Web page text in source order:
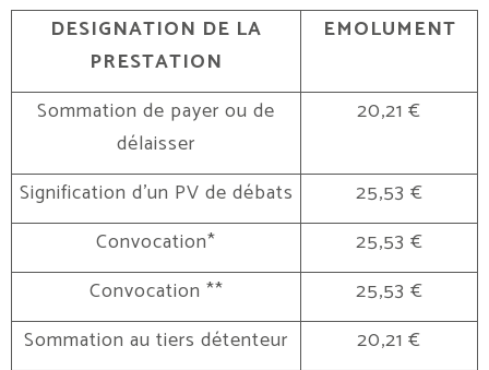
DESIGNATION DE LA
PRESTATION
EMOLUMENT
Sommation de payer ou de
délaisser
20,21 €
Signification d’un PV de débats
25,53 €
Convocation*
25,53 €
Convocation **
25,53 €
Sommation au tiers détenteur
20,21 €